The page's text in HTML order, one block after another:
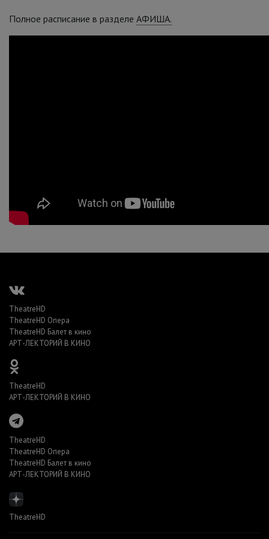
Полное расписание в разделе АФИША.
TheatreHD
TheatreHD Опера
TheatreHD Балет в кино
АРТ-ЛЕКТОРИЙ В КИНО
TheatreHD
АРТ-ЛЕКТОРИЙ В КИНО
TheatreHD
TheatreHD Опера
TheatreHD Балет в кино
АРТ-ЛЕКТОРИЙ В КИНО
TheatreHD